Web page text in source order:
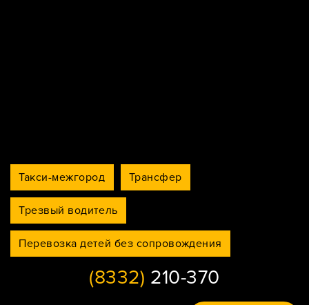
Такси-межгород Трансфер
Трезвый водитель
Перевозка детей без сопровождения
(8332) 210-370